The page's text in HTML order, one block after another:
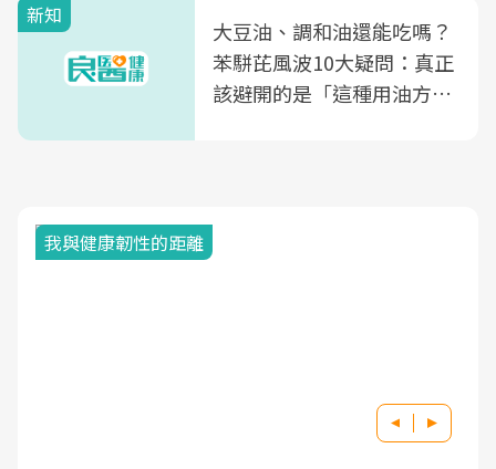
新知
大豆油、調和油還能吃嗎？
苯駢芘風波10大疑問：真正
該避開的是「這種用油方
我與健康韌性的距離